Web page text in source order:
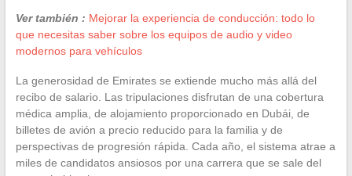
Ver también : Mejorar la experiencia de conducción: todo lo
que necesitas saber sobre los equipos de audio y video
modernos para vehículos
La generosidad de Emirates se extiende mucho más allá del
recibo de salario. Las tripulaciones disfrutan de una cobertura
médica amplia, de alojamiento proporcionado en Dubái, de
billetes de avión a precio reducido para la familia y de
perspectivas de progresión rápida. Cada año, el sistema atrae a
miles de candidatos ansiosos por una carrera que se sale del